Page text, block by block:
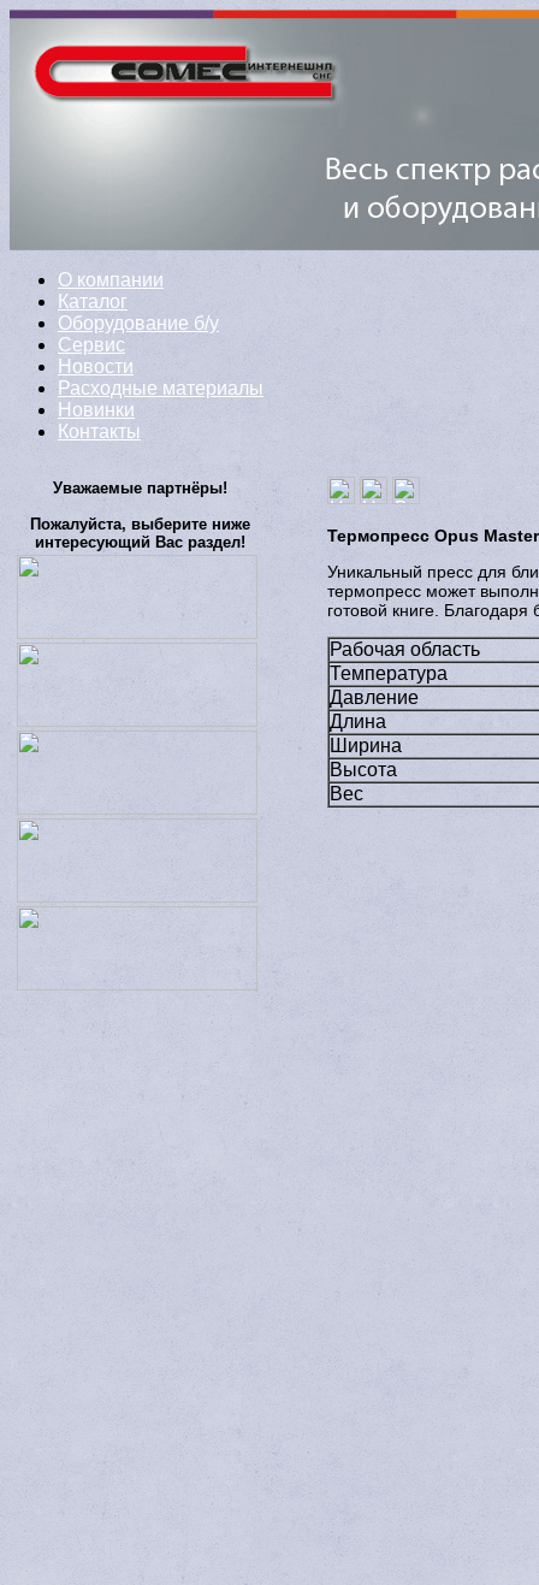
О компании
Каталог
Оборудование б/у
Сервис
Новости
Расходные материалы
Новинки
Контакты
Уважаемые партнёры!
Пожалуйста, выберите ниже
интересующий Вас раздел!
Термопресс Opus
Уникальный пресс для
термопресс может
готовой книге.
Рабочая область
Температура
Давление
Длина
Ширина
Высота
Вес